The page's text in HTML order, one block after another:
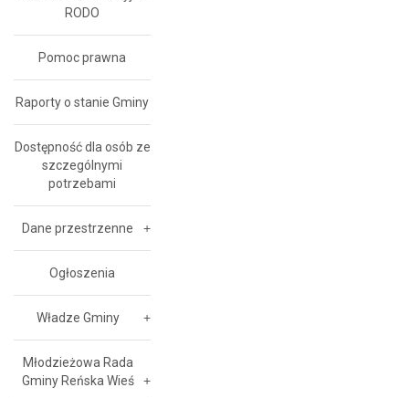
RODO
Pomoc prawna
Raporty o stanie Gminy
Dostępność dla osób ze
szczególnymi
potrzebami
Dane przestrzenne
Ogłoszenia
Władze Gminy
Młodzieżowa Rada
Gminy Reńska Wieś